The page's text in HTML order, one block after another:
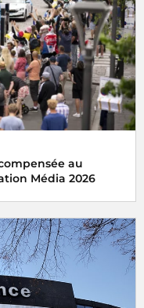
au
Média 2026